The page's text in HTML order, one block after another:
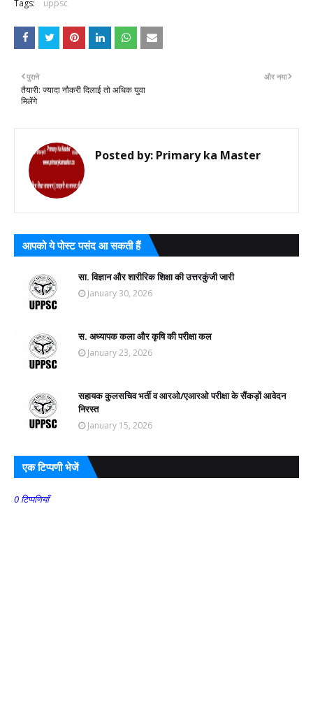
Tags: uppsc
और नया
पुराने
तैयारी: ज्यादा नौकरी दिलाई तो अधिक युवा
मिलेंगे
Posted by: Primary ka Master
आपको ये पोस्ट पसंद आ सकती हैं
सा. विज्ञान और शारीरिक शिक्षा की उत्तरकुंजी जारी
January 30, 2026
स. अध्यापक कला और कृषि की परीक्षा कल
January 23, 2026
सहायक कुलसचिव भर्ती व आरओ/एआरओ परीक्षा के सैंकड़ों आवेदन
निरस्त
January 15, 2026
एक टिप्पणी भेजें
0 टिप्पणियाँ